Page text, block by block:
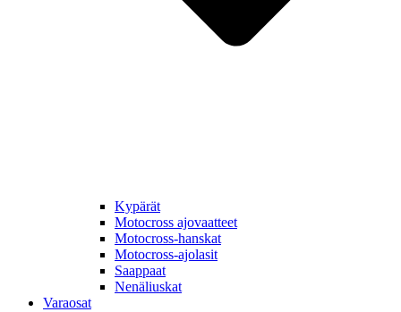
Kypärät
Motocross ajovaatteet
Motocross-hanskat
Motocross-ajolasit
Saappaat
Nenäliuskat
Varaosat